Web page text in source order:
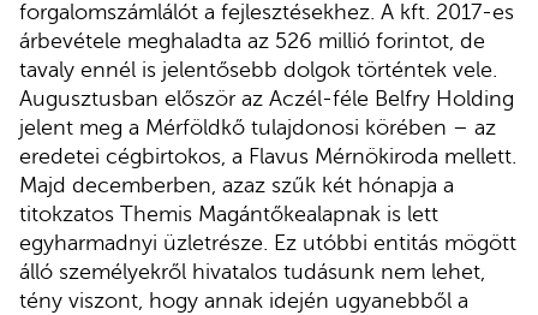
forgalomszámlálót a fejlesztésekhez. A kft. 2017-es
árbevétele meghaladta az 526 millió forintot, de
tavaly ennél is jelentősebb dolgok történtek vele.
Augusztusban először az Aczél-féle Belfry Holding
jelent meg a Mérföldkő tulajdonosi körében – az
eredetei cégbirtokos, a Flavus Mérnökiroda mellett.
Majd decemberben, azaz szűk két hónapja a
titokzatos Themis Magántőkealapnak is lett
egyharmadnyi üzletrésze. Ez utóbbi entitás mögött
álló személyekről hivatalos tudásunk nem lehet,
tény viszont, hogy annak idején ugyanebből a